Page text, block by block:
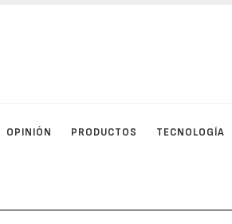
OPINIÓN PRODUCTOS TECNOLOGÍA